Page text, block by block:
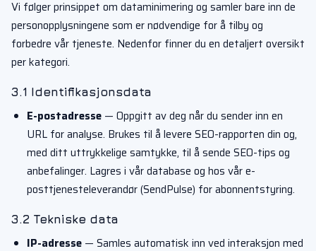
Vi følger prinsippet om dataminimering og samler bare inn de
personopplysningene som er nødvendige for å tilby og
forbedre vår tjeneste. Nedenfor finner du en detaljert oversikt
per kategori.
3.1 Identifikasjonsdata
E-postadresse — Oppgitt av deg når du sender inn en
URL for analyse. Brukes til å levere SEO-rapporten din og,
med ditt uttrykkelige samtykke, til å sende SEO-tips og
anbefalinger. Lagres i vår database og hos vår e-
posttjenesteleverandør (SendPulse) for abonnentstyring.
3.2 Tekniske data
IP-adresse — Samles automatisk inn ved interaksjon med